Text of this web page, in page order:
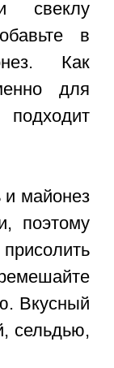
свеклу
в
Как
для
майонез
поэтому
Вкусный
сельдью,